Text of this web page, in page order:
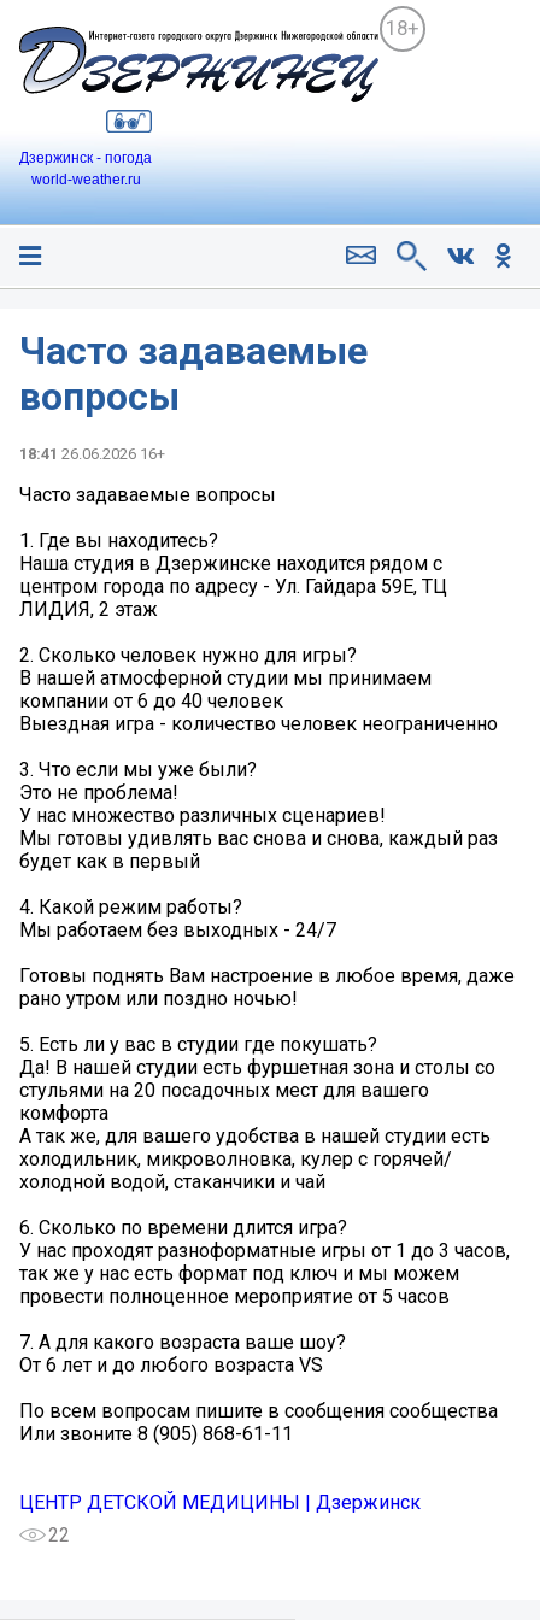
18+
Дзержинск - погода
world-weather.ru
Часто задаваемые
вопросы
18:41 26.06.2026 16+
Часто задаваемые вопросы
1. Где вы находитесь?
Наша студия в Дзержинске находится рядом с
центром города по адресу - Ул. Гайдара 59Е, ТЦ
ЛИДИЯ, 2 этаж
2. Сколько человек нужно для игры?
В нашей атмосферной студии мы принимаем
компании от 6 до 40 человек
Выездная игра - количество человек неограниченно
3. Что если мы уже были?
Это не проблема!
У нас множество различных сценариев!
Мы готовы удивлять вас снова и снова, каждый раз
будет как в первый
4. Какой режим работы?
Мы работаем без выходных - 24/7
Готовы поднять Вам настроение в любое время, даже
рано утром или поздно ночью!
5. Есть ли у вас в студии где покушать?
Да! В нашей студии есть фуршетная зона и столы со
стульями на 20 посадочных мест для вашего
комфорта
А так же, для вашего удобства в нашей студии есть
холодильник, микроволновка, кулер с горячей/
холодной водой, стаканчики и чай
6. Сколько по времени длится игра?
У нас проходят разноформатные игры от 1 до 3 часов,
так же у нас есть формат под ключ и мы можем
провести полноценное мероприятие от 5 часов
7. А для какого возраста ваше шоу?
От 6 лет и до любого возраста VS
По всем вопросам пишите в сообщения сообщества
Или звоните 8 (905) 868-61-11
ЦЕНТР ДЕТСКОЙ МЕДИЦИНЫ | Дзержинск
22